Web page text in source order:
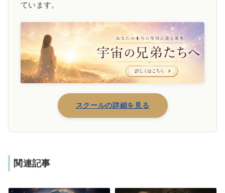
ています。
スクールの詳細を見る
関連記事